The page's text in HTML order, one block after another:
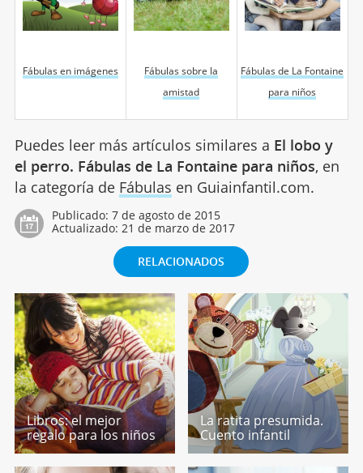
Fábulas en imágenes
Fábulas sobre la
amistad
Fábulas de La Fontaine
para niños
Puedes leer más artículos similares a El lobo y
el perro. Fábulas de La Fontaine para niños, en
la categoría de Fábulas en Guiainfantil.com.
Publicado: 7 de agosto de 2015
Actualizado: 21 de marzo de 2017
RELACIONADOS
Libros: el mejor
regalo para los niños
La ratita presumida.
Cuento infantil